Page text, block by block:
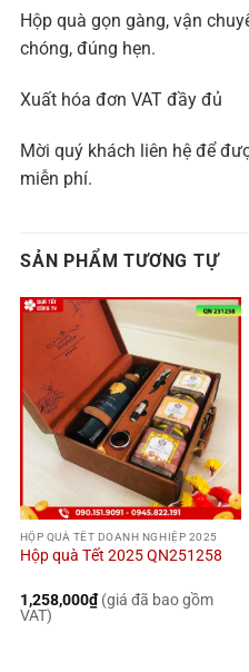
Hộp quà gọn gàng, vận
chóng, đúng hẹn.
Xuất hóa đơn VAT đầy đủ
Mời quý khách liên hệ để
miễn phí.
SẢN PHẨM TƯƠNG TỰ
HỘP QUÀ TẾT DOANH NGHIỆP 2025
Hộp quà Tết 2025 QN251258
1,258,000₫ (giá đã bao gồm
VAT)